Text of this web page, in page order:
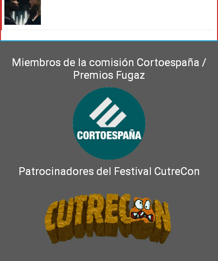
Miembros de la comisión Cortoespaña /
Premios Fugaz
Patrocinadores del Festival CutreCon